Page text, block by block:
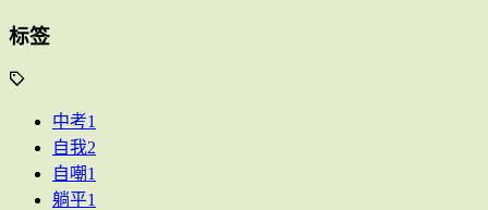
标签
中考1
自我2
自嘲1
躺平1